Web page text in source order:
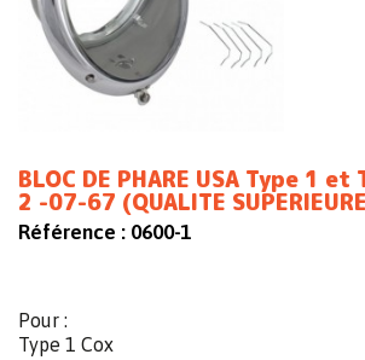
BLOC DE PHARE USA Type 1 et
2 -07-67 (QUALITE
Référence : 0600-1
Pour :
Type 1 Cox